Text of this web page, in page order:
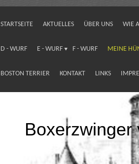
STARTSEITE AKTUELLES ÜBER UNS WIE
D - WURF E - WURF F - WURF MEINE
BOSTON TERRIER KONTAKT LINKS